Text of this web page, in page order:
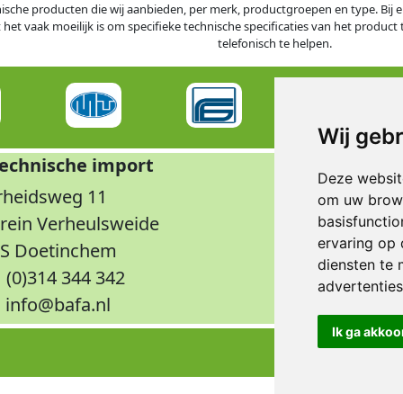
Wij
Deze
om uw
ervaring op
diensten te
Ik ga
producten die wij aanbieden, per merk, productgroepen en type.
vaak moeilijk is om specifieke technische specificaties van het
telefonisch te helpen.
import
11
Verheulsweide
Doetinchem
(0)314 344 342
info@bafa.nl